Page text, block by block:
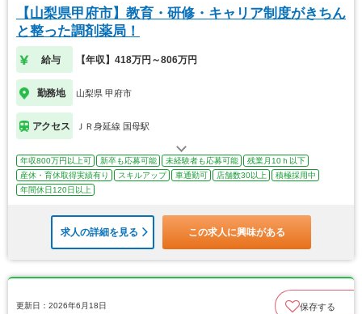
【山梨県甲府市】教育・研修・キャリア制度がきちん
と整った調剤薬局！
給与 【年収】418万円～806万円
勤務地 山梨県 甲府市
アクセス ＪＲ身延線 国母駅
年収800万円以上可 新卒も応募可能 未経験者も応募可能
残業月10ｈ以下
産休・育休取得実績有り
スキルアップ 車通勤可 店舗数30以上
積極採用中
年間休日120日以上
求人の詳細を見る この求人に興味がある
更新日：2026年6月18日 保存する